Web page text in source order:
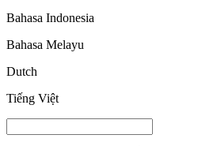
Bahasa Indonesia
Bahasa Melayu
Dutch
Tiếng Việt